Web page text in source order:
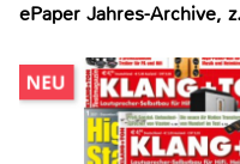
ePaper Jahres-Archive,